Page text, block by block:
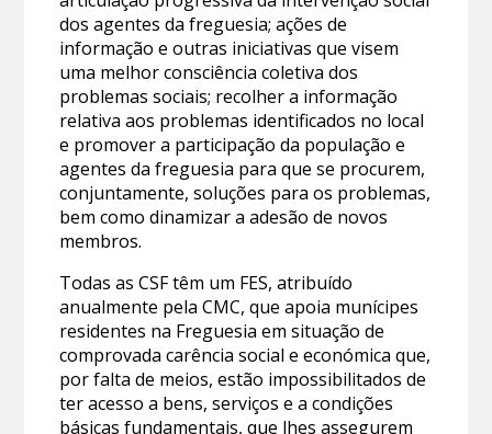
dos agentes da freguesia; ações de
informação e outras iniciativas que visem
uma melhor consciência coletiva dos
problemas sociais; recolher a informação
relativa aos problemas identificados no local
e promover a participação da população e
agentes da freguesia para que se procurem,
conjuntamente, soluções para os problemas,
bem como dinamizar a adesão de novos
membros.
Todas as CSF têm um FES, atribuído
anualmente pela CMC, que apoia munícipes
residentes na Freguesia em situação de
comprovada carência social e económica que,
por falta de meios, estão impossibilitados de
ter acesso a bens, serviços e a condições
básicas fundamentais, que lhes assegurem